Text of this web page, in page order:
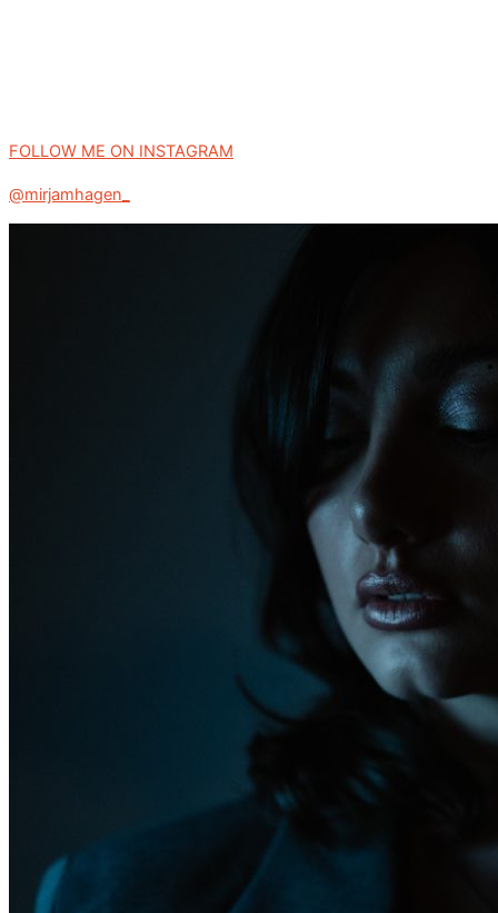
FOLLOW ME ON INSTAGRAM
@mirjamhagen_